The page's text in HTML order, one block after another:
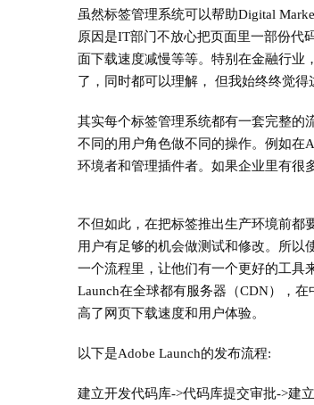
虽然标签管理系统可以帮助Digital
原因是IT部门不放心把页面里一部份代
面下载速度减慢等等。特别在金融行业
了，同时都可以理解， 但我始终终觉得
其实每个标签管理系统都有一套完整的
不同的用户角色做不同的操作。例如在
环境者和管理插件者。如果企业里有很
不但如此，在把标签推出生产环境前都
用户有足够的机会做测试和修改。所以
一个流程里，让他们有一个更好的工具
Launch在全球都有服务器（CDN），
高了网页下载速度和用户体验。
以下是Adobe Launch的发布流程:
建立开发代码库->代码库提交审批->建